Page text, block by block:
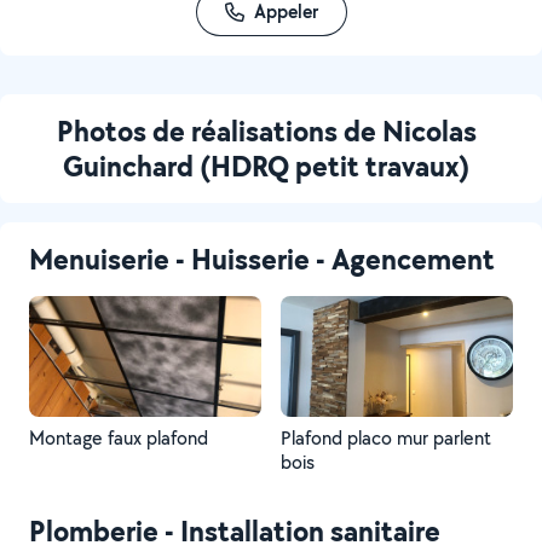
Appeler
Photos de réalisations de Nicolas
Guinchard (HDRQ petit travaux)
Menuiserie - Huisserie - Agencement
Montage faux plafond
Plafond placo mur parlent
bois
Plomberie - Installation sanitaire